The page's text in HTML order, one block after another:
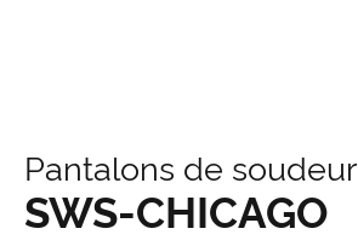
Pantalons de soudeur
SWS-CHICAGO